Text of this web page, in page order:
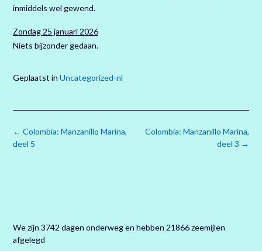
inmiddels wel gewend.
Zondag 25 januari 2026
Niets bijzonder gedaan.
Geplaatst in Uncategorized-nl
Bericht
navigatie
Colombia: Manzanillo Marina,
deel 3 →
← Colombia: Manzanillo Marina,
deel 5
We zijn 3742 dagen onderweg en hebben 21866 zeemijlen
afgelegd